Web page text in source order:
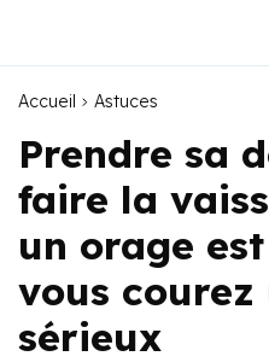
Accueil Astuces
Prendre sa
faire la
un orage
vous
sérieux